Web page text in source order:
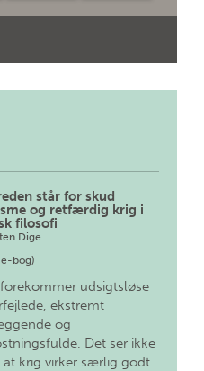
står for skud
og retfærdig krig i
filosofi
Dige
bog)
udsigtsløse
ekstremt
og
Det ser ikke
at krig virker særlig godt.